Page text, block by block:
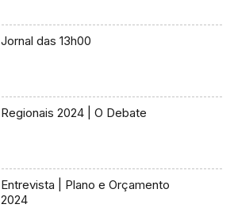
Jornal das 13h00
Regionais 2024 | O Debate
Entrevista | Plano e Orçamento
2024